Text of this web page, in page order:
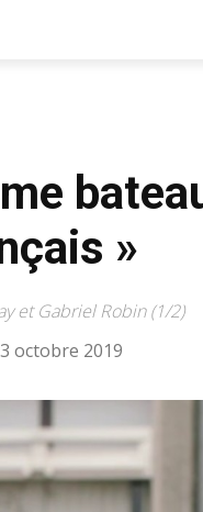
»
et Gabriel Robin (1/2)
octobre 2019